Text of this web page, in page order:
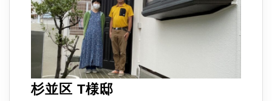
様
邸
集
合
杉並区 T様邸